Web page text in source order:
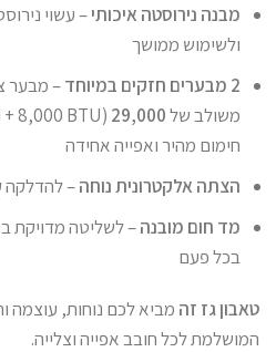
מבנה נירוסטה איכותי
ולשימוש ממושך
2 מבערים חזקים במיוחד
– מבער
משולב של29,000 BTU
חימום מהיר ואפייה אחידה
הצתה אלקטרונית נוחה– להדלקה
מד חום מובנה– לשליטה מדויקת
בכל פעם
טאבון גז זה מביא לכם נוחות, עוצמה
המושלמת לכל חובב אפייה וצלייה.